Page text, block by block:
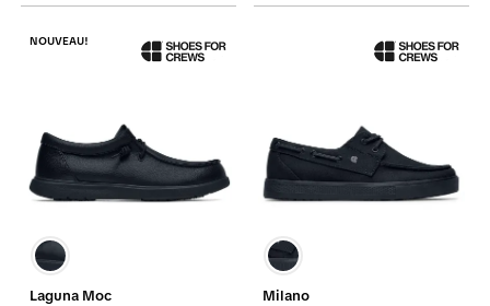
NOUVEAU!
Laguna Moc Milano